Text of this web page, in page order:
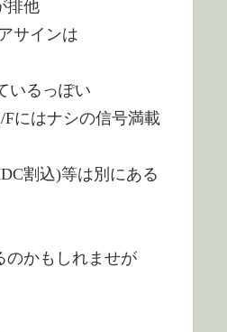
排他
サインは
いるっぽい
にはナシの信号満載
割込)等は別にある
のかもしれませが